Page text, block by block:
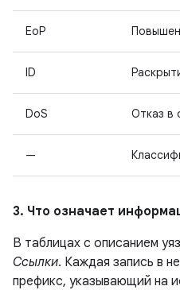
EoP
ID
DoS Отказ в
—
3. Что означает
В таблицах с описанием
Ссылки. Каждая запись в
префикс, указывающий на